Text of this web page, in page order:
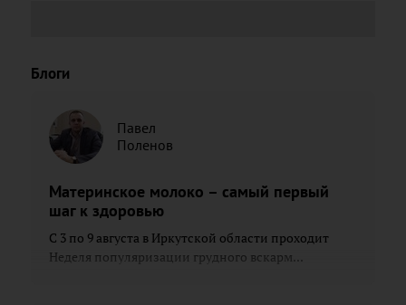
Блоги
Павел
Поленов
Материнское молоко – самый первый
шаг к здоровью
С 3 по 9 августа в Иркутской области проходит
Неделя популяризации грудного вскарм...